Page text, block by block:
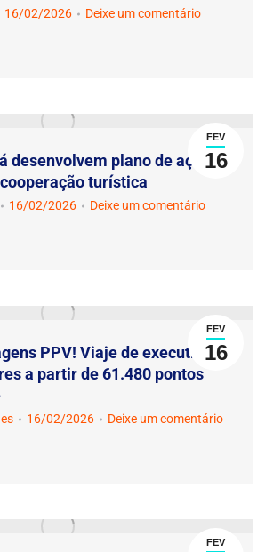
16/02/2026 Deixe um comentário
FEV
16
desenvolvem plano de ação
turística
16/02/2026 Deixe um comentário
FEV
16
PPV! Viaje de executiva
a partir de 61.480 pontos
16/02/2026 Deixe um comentário
FEV